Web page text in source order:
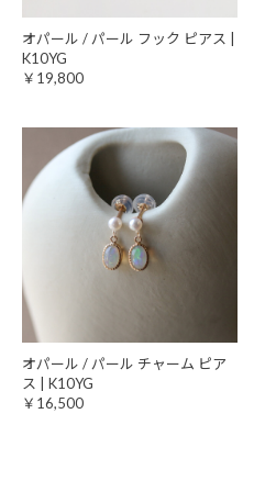
オパール / パール フック ピアス |
K10YG
￥19,800
オパール / パール チャーム ピア
ス | K10YG
￥16,500